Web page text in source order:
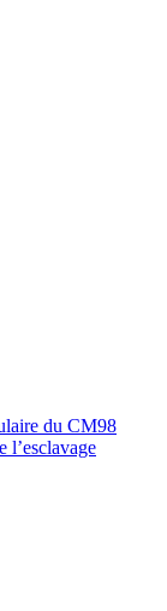
du CM98
l’esclavage